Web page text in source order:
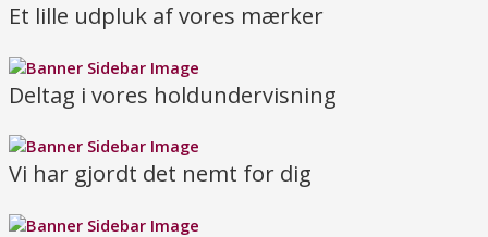
Et lille udpluk af vores mærker
Deltag i vores holdundervisning
Vi har gjordt det nemt for dig